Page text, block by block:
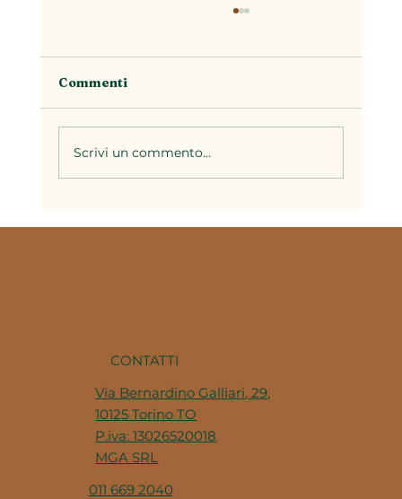
Commenti
Scrivi un commento...
CONTATTI
Via Bernardino Galliari, 29,
10125 Torino TO
P.iva: 13026520018
MGA SRL
011 669 2040